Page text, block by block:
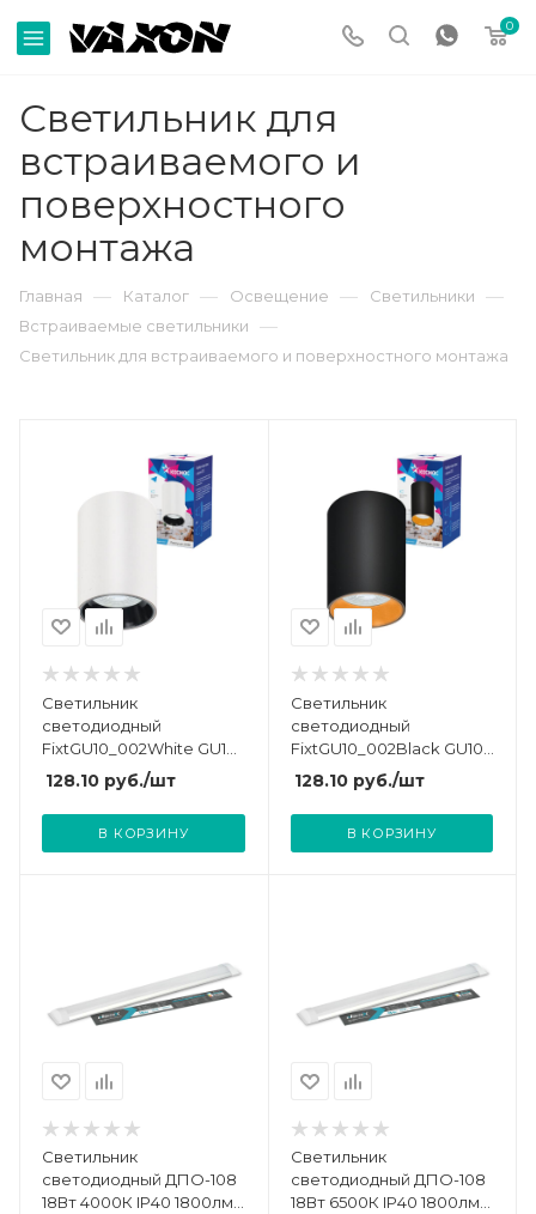
0
Светильник для
встраиваемого и
поверхностного
монтажа
Главная — Каталог — Освещение — Светильники —
Встраиваемые светильники —
Светильник для встраиваемого и поверхностного монтажа
Светильник
светодиодный
FixtGU10_002White GU10
накладной бел.
КОСМОС
KFixtGU10_002White
128.10 руб./шт
В КОРЗИНУ
Светильник
светодиодный
FixtGU10_002Black GU10
накладной черн.
КОСМОС
KFixtGU10_002Black
128.10руб./шт
В КОРЗИНУ
Светильник
светодиодный ДПО-108
18Вт 4000К IP40 1800лм
Светильник
светодиодный ДПО-108
18Вт 6500К IP40 1800лм